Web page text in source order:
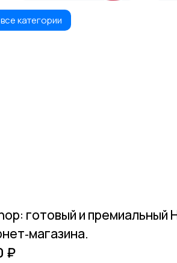
Joomla
категории
готовый и премиальный
₽